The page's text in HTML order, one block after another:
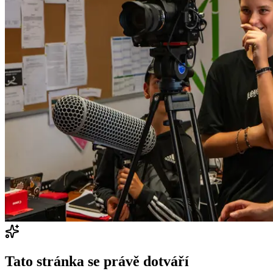
Tato stránka se právě dotváří